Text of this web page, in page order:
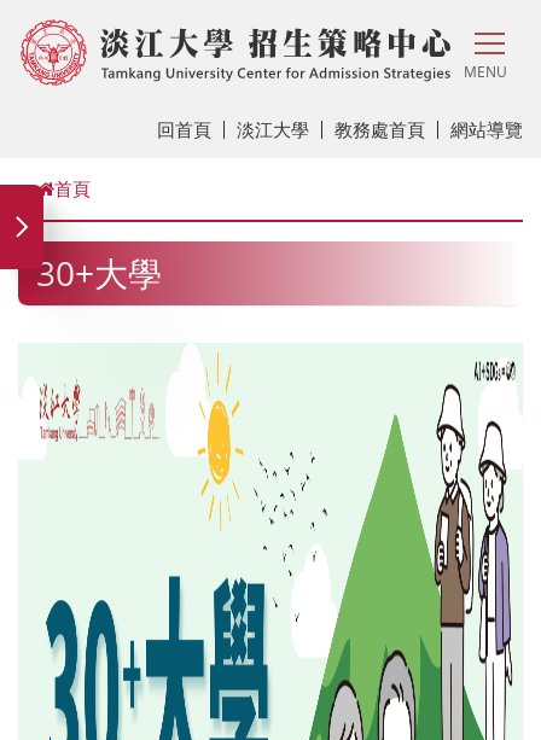
MENU
回首頁 淡江大學 教務處首頁 網站導覽
首頁
30+大學